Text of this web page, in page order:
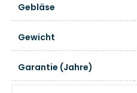
Gebläse
Gewicht
Garantie (Jahre)